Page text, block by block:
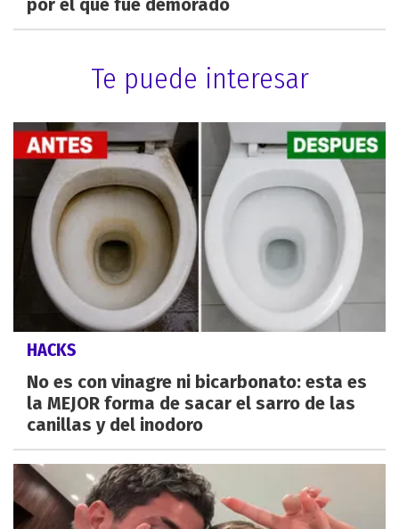
Te puede interesar
HACKS
No es con vinagre ni bicarbonato: esta es
la MEJOR forma de sacar el sarro de las
canillas y del inodoro